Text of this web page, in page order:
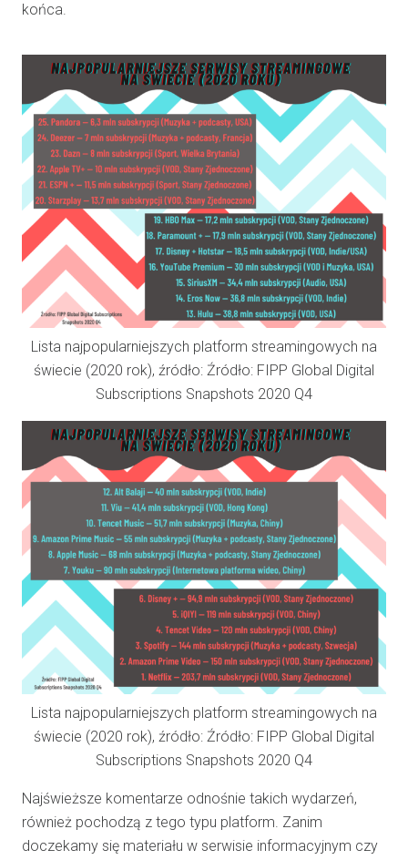
końca.
Lista najpopularniejszych platform streamingowych na
świecie (2020 rok), źródło: Źródło: FIPP Global Digital
Subscriptions Snapshots 2020 Q4
Lista najpopularniejszych platform streamingowych na
świecie (2020 rok), źródło: Źródło: FIPP Global Digital
Subscriptions Snapshots 2020 Q4
Najświeższe komentarze odnośnie takich wydarzeń,
również pochodzą z tego typu platform. Zanim
doczekamy się materiału w serwisie informacyjnym czy